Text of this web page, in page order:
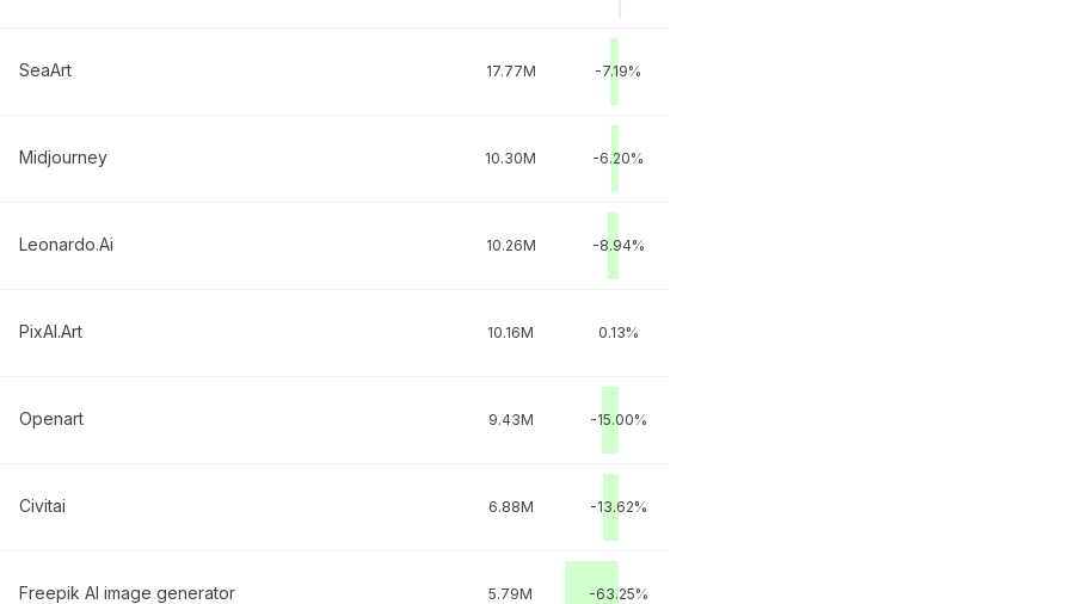
SeaArt 17.77M -7.19%
Midjourney 10.30M -6.20%
Leonardo.Ai 10.26M -8.94%
PixAI.Art 10.16M 0.13%
Openart 9.43M -15.00%
Civitai 6.88M -13.62%
Freepik AI image generator 5.79M -63.25%